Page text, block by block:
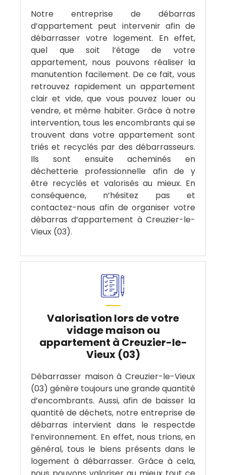
Notre entreprise de débarras
d’appartement peut intervenir afin de
débarrasser votre logement. En effet,
quel que soit l’étage de votre
appartement, nous pouvons réaliser la
manutention facilement. De ce fait, vous
retrouvez rapidement un appartement
clair et vide, que vous pouvez louer ou
vendre, et même habiter. Grâce à notre
intervention, tous les encombrants qui se
trouvent dans votre appartement sont
triés et recyclés par des débarrasseurs.
Ils sont ensuite acheminés en
déchetterie professionnelle afin de y
être recyclés et valorisés au mieux. En
conséquence, n’hésitez pas et
contactez-nous afin de organiser votre
débarras d’appartement à Creuzier-le-
Vieux (03).
Valorisation lors de votre
vidage maison ou
appartement à Creuzier-le-
Vieux (03)
Débarrasser maison à Creuzier-le-Vieux
(03) génère toujours une grande quantité
d’encombrants. Aussi, afin de baisser la
quantité de déchets, notre entreprise de
débarras intervient dans le respectde
l’environnement. En effet, nous trions, en
général, tous le biens présents dans le
logement à débarrasser. Grâce à cela,